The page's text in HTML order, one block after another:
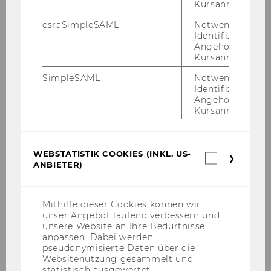
Online-​Überweisungbzw.
Kre­dit­
kar­ten­zah­lung
mit Ban­ko­mat­kar­te an den SB-​Terminals
im LC
Um­wand­lung der PC-​Räume in
Plug & Study-​Räume ab­ge­
Kursanmeldung.
esraSimpleSAML
Notwendig zur
Identifizierung
Angehörige/r für
Kursanmeldung.
SimpleSAML
Notwendig zur
Identifizierung
Angehörige/r für
Kursanmeldung.
WEBSTATISTIK COOKIES (INKL. US-
ANBIETER)
Mithilfe dieser Cookies können wir
unser Angebot laufend verbessern und
unsere Website an Ihre Bedürfnisse
anpassen. Dabei werden
pseudonymisierte Daten über die
Websitenutzung gesammelt und